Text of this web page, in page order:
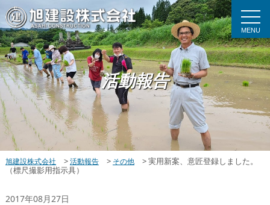
MENU
活動報告
旭建設株式会社 > 活動報告 > その他 >実用新案、意匠登録しました。
（標尺撮影用指示具）
2017年08月27日